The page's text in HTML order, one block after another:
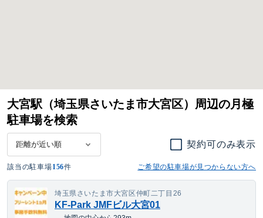
大宮駅（埼玉県さいたま市大宮区）周辺の月極
駐車場を検索
契約可のみ表示
該当の駐車場156件 ご希望の駐車場が見つからない方へ
埼玉県さいたま市大宮区仲町二丁目26
KF-Park JMFビル大宮01